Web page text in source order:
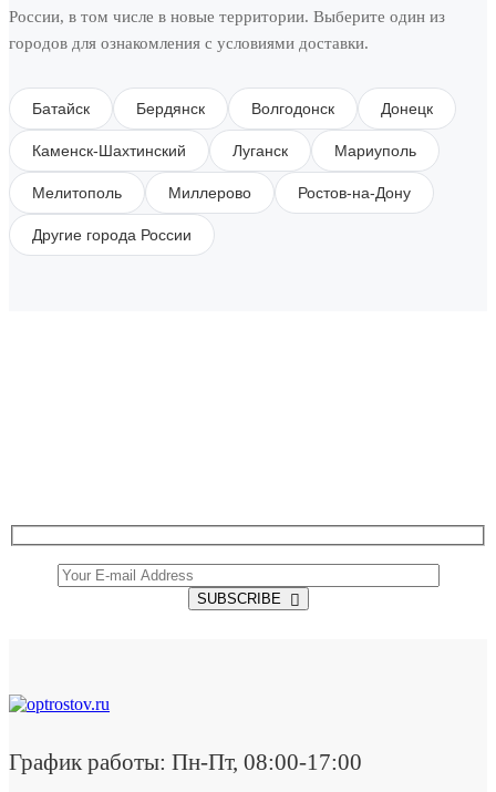
России, в том числе в новые территории. Выберите один из
городов для ознакомления с условиями доставки.
Батайск Бердянск Волгодонск Донецк
Каменск-Шахтинский Луганск Мариуполь
Мелитополь Миллерово Ростов-на-Дону
Другие города России
SUBSCRIBE
График работы: Пн-Пт, 08:00-17:00